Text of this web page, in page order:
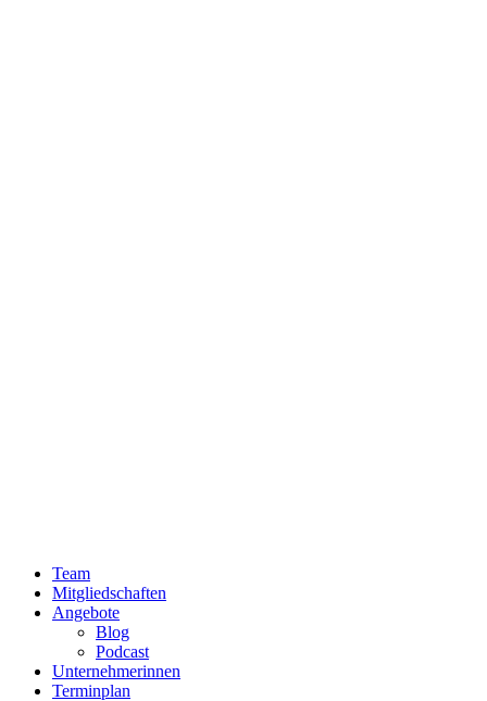
Team
Mitgliedschaften
Angebote
Blog
Podcast
Unternehmerinnen
Terminplan